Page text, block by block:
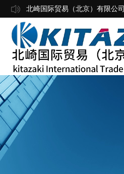
北崎国际贸易（北京）有限公司